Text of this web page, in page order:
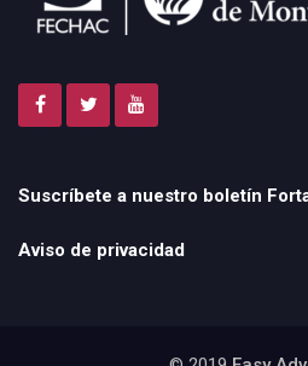
Suscríbete a nuestro boletín
Aviso de privacidad